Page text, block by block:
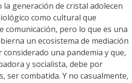
la generación de cristal adolecen
como cultural que
comunicación, pero lo que es una
un ecosistema de mediación
una pandemia y que,
y socialista, debe por
ser combatida. Y no casualmente,